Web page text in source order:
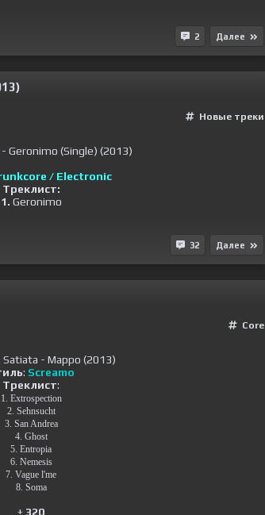
2 Далее
Новые треки
/ Electronic
Треклист:
1. Geronimo
32 Далее
Сore
: Screamo
Треклист:
1. Extrospection
2. Sehnsucht
3. San Andrea
4. Ghost
5. Entropia
6. Nemesis
7. Vague l'me
8. Soma
+ 320